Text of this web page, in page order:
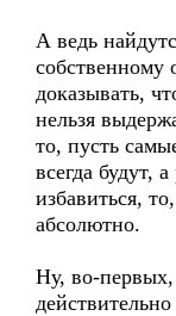
А ведь
собственному
доказывать,
нельзя
то, пусть
всегда будут,
избавиться,
абсолютно.
Ну, во-первых,